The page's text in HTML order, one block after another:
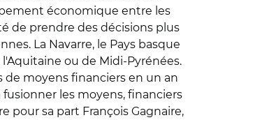
économique entre les
de prendre des décisions plus
La Navarre, le Pays basque
ou de Midi-Pyrénées.
moyens financiers en un an
les moyens, financiers
sa part François Gagnaire,